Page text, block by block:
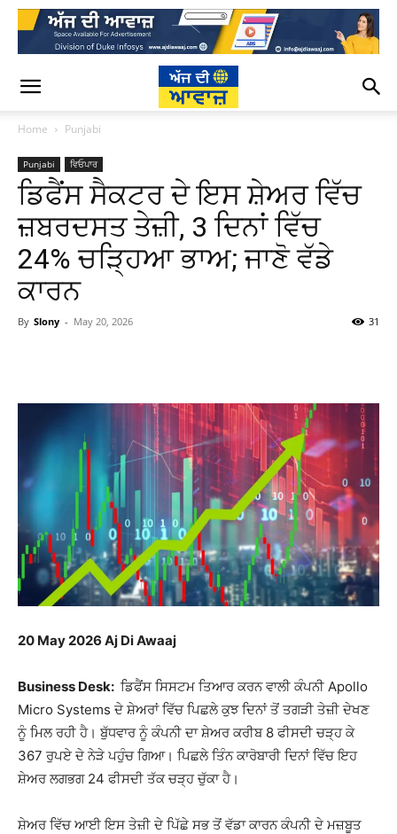
Home Punjabi
Punjabi ਵਿਓਪਾਰ
ਡਿਫੈਂਸ ਸੈਕਟਰ ਦੇ ਇਸ ਸ਼ੇਅਰ ਵਿੱਚ
ਜ਼ਬਰਦਸਤ ਤੇਜ਼ੀ, 3 ਦਿਨਾਂ ਵਿੱਚ
24% ਚੜ੍ਹਿਆ ਭਾਅ; ਜਾਣੋ ਵੱਡੇ
ਕਾਰਨ
By Slony - May 20, 2026 31
20 May 2026 Aj Di Awaaj
Business Desk: ਡਿਫੈਂਸ ਸਿਸਟਮ ਤਿਆਰ ਕਰਨ ਵਾਲੀ ਕੰਪਨੀ Apollo
Micro Systems ਦੇ ਸ਼ੇਅਰਾਂ ਵਿੱਚ ਪਿਛਲੇ ਕੁਝ ਦਿਨਾਂ ਤੋਂ ਤਗੜੀ ਤੇਜ਼ੀ ਦੇਖਣ
ਨੂੰ ਮਿਲ ਰਹੀ ਹੈ। ਬੁੱਧਵਾਰ ਨੂੰ ਕੰਪਨੀ ਦਾ ਸ਼ੇਅਰ ਕਰੀਬ 8 ਫੀਸਦੀ ਚੜ੍ਹ ਕੇ
367 ਰੁਪਏ ਦੇ ਨੇੜੇ ਪਹੁੰਚ ਗਿਆ। ਪਿਛਲੇ ਤਿੰਨ ਕਾਰੋਬਾਰੀ ਦਿਨਾਂ ਵਿੱਚ ਇਹ
ਸ਼ੇਅਰ ਲਗਭਗ 24 ਫੀਸਦੀ ਤੱਕ ਚੜ੍ਹ ਚੁੱਕਾ ਹੈ।
ਸ਼ੇਅਰ ਵਿੱਚ ਆਈ ਇਸ ਤੇਜ਼ੀ ਦੇ ਪਿੱਛੇ ਸਭ ਤੋਂ ਵੱਡਾ ਕਾਰਨ ਕੰਪਨੀ ਦੇ ਮਜ਼ਬੂਤ